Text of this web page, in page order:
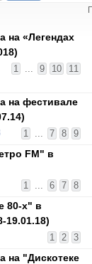
на «Легендах
1 ... 9 10 11
на фестивале
1 ... 7 8 9
FM" в
1 ... 6 7 8
80-х" в
19.01.18)
1 2 3
на "Дискотеке